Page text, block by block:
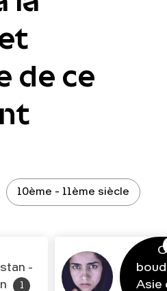
de ce
10ème - 11ème siècle
-
Asie